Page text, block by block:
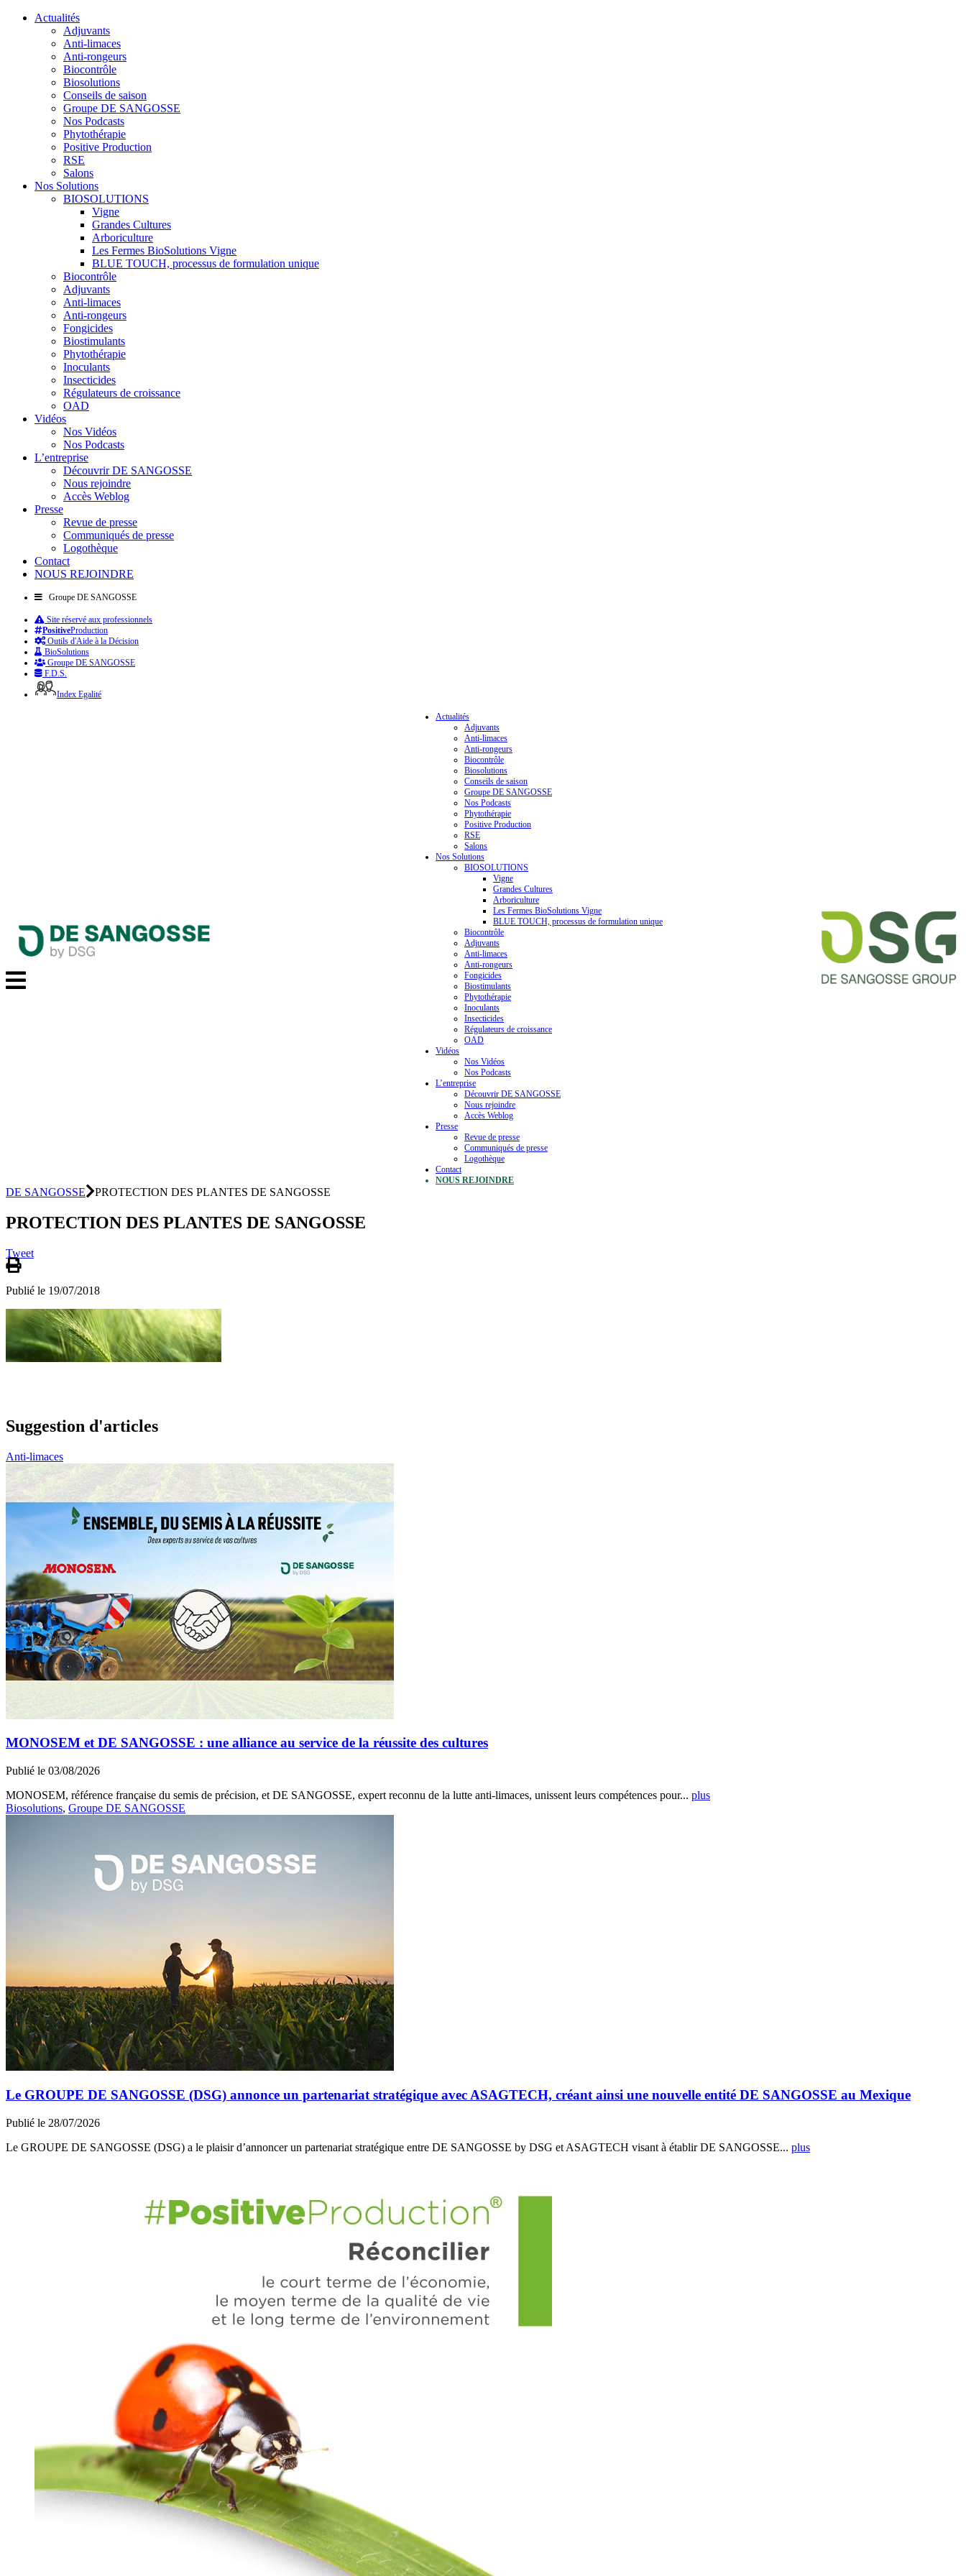
Actualités
Adjuvants
Anti-limaces
Anti-rongeurs
Biocontrôle
Biosolutions
Conseils de saison
Groupe DE SANGOSSE
Nos Podcasts
Phytothérapie
Positive Production
RSE
Salons
Nos Solutions
BIOSOLUTIONS
Vigne
Grandes Cultures
Arboriculture
Les Fermes BioSolutions Vigne
BLUE TOUCH, processus de formulation unique
Biocontrôle
Adjuvants
Anti-limaces
Anti-rongeurs
Fongicides
Biostimulants
Phytothérapie
Inoculants
Insecticides
Régulateurs de croissance
OAD
Vidéos
Nos Vidéos
Nos Podcasts
L’entreprise
Découvrir DE SANGOSSE
Nous rejoindre
Accès Weblog
Presse
Revue de presse
Communiqués de presse
Logothèque
Contact
NOUS REJOINDRE
Groupe DE SANGOSSE
Site réservé aux professionnels
PositiveProduction
Outils d'Aide à la Décision
BioSolutions
Groupe DE SANGOSSE
F.D.S.
Index Egalité
Actualités
Adjuvants
Anti-limaces
Anti-rongeurs
Biocontrôle
Biosolutions
Conseils de saison
Groupe DE SANGOSSE
Nos Podcasts
Phytothérapie
Positive Production
RSE
Salons
Nos Solutions
BIOSOLUTIONS
Vigne
Grandes Cultures
Arboriculture
Les Fermes BioSolutions Vigne
BLUE TOUCH, processus de formulation unique
Biocontrôle
Adjuvants
Anti-limaces
Anti-rongeurs
Fongicides
Biostimulants
Phytothérapie
Inoculants
Insecticides
Régulateurs de croissance
OAD
Vidéos
Nos Vidéos
Nos Podcasts
L’entreprise
Découvrir DE SANGOSSE
Nous rejoindre
Accès Weblog
Presse
Revue de presse
Communiqués de presse
Logothèque
Contact
NOUS REJOINDRE
DE SANGOSSE PROTECTION DES PLANTES DE SANGOSSE
PROTECTION DES PLANTES DE SANGOSSE
Tweet
Publié le 19/07/2018
Suggestion d'articles
Anti-limaces
MONOSEM et DE SANGOSSE : une alliance au service de la réussite des cultures
Publié le 03/08/2026
MONOSEM, référence française du semis de précision, et DE SANGOSSE, expert reconnu de la lutte anti-limaces, unissent leurs compétences pour... plus
Biosolutions, Groupe DE SANGOSSE
Le GROUPE DE SANGOSSE (DSG) annonce un partenariat stratégique avec ASAGTECH, créant ainsi une nouvelle entité DE SANGOSSE au Mexique
Publié le 28/07/2026
Le GROUPE DE SANGOSSE (DSG) a le plaisir d’annoncer un partenariat stratégique entre DE SANGOSSE by DSG et ASAGTECH visant à établir DE SANGOSSE... plus